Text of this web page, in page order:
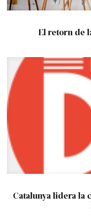
El retorn de
Catalunya lidera la